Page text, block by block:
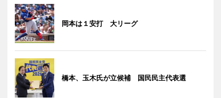
岡本は１安打 大リーグ
橋本、玉木氏が立候補 国民民主代表選